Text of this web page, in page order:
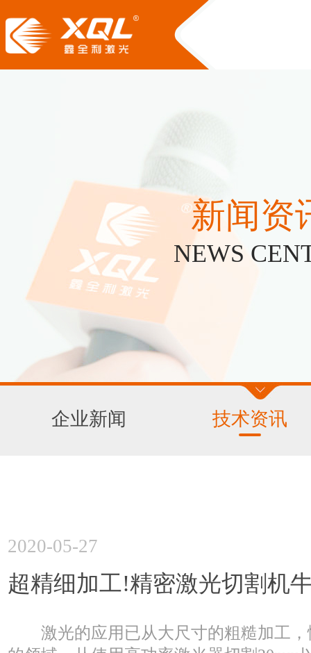
新闻资
NEWS
企业新闻 技术资讯
2020-05-27
超精细加工!精密激光切割机
激光的应用已从大尺寸的粗糙加工，